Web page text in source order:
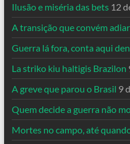
Ilusão e miséria das bets 12
A transição que convém adiar
Guerra lá fora, conta aqui
La striko kiu haltigis Brazilon
A greve que parou o Brasil 9
Quem decide a guerra não
Mortes no campo, até